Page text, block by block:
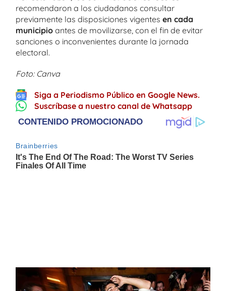
recomendaron a los ciudadanos consultar
previamente las disposiciones vigentes en cada
municipio antes de movilizarse, con el fin de evitar
sanciones o inconvenientes durante la jornada
electoral.
Foto: Canva
Siga a Periodismo Público en Google News.
Suscríbase a nuestro canal de Whatsapp